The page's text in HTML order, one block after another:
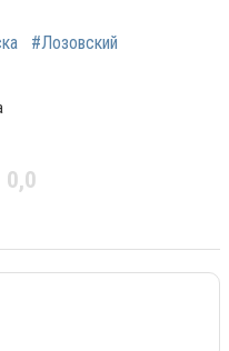
#Лозовский
0,0